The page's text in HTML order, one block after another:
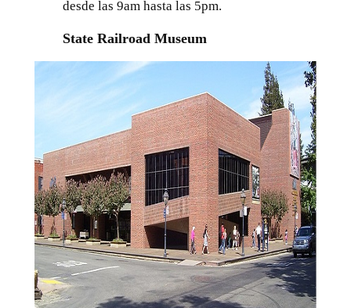
desde las 9am hasta las 5pm.
State Railroad Museum